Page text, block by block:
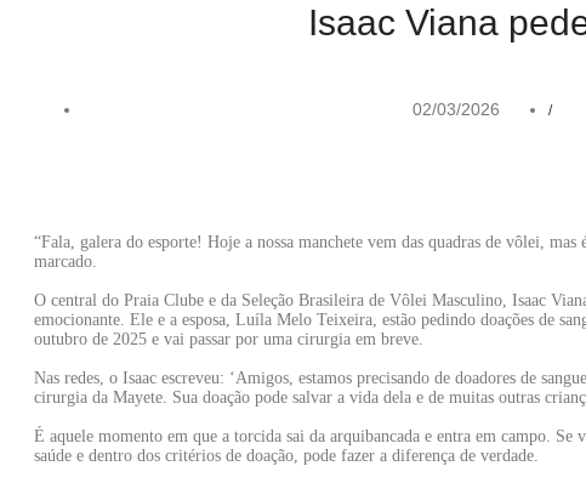
Isaac Viana
02/03/2026 /
“Fala, galera do esporte! Hoje a nossa manchete vem das quadras de vôlei,
marcado.
O central do Praia Clube e da Seleção Brasileira de Vôlei Masculino, Isaac
emocionante. Ele e a esposa, Luíla Melo Teixeira, estão pedindo doações de
outubro de 2025 e vai passar por uma cirurgia em breve.
Nas redes, o Isaac escreveu: ‘Amigos, estamos precisando de doadores de
cirurgia da Mayete. Sua doação pode salvar a vida dela e de muitas outras
É aquele momento em que a torcida sai da arquibancada e entra em campo. Se
saúde e dentro dos critérios de doação, pode fazer a diferença de verdade.